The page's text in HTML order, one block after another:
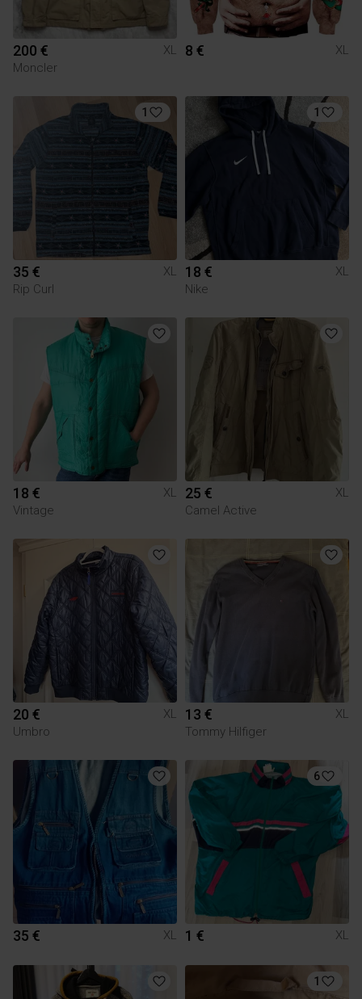
200 €
XL
Moncler
8 € XL
1
35 €
XL
Rip Curl
1
18 €
XL
Nike
18 €
XL
Vintage
25 €
XL
Camel Active
20 €
XL
Umbro
13 €
XL
Tommy Hilfiger
35 € XL
6
1 € XL
1